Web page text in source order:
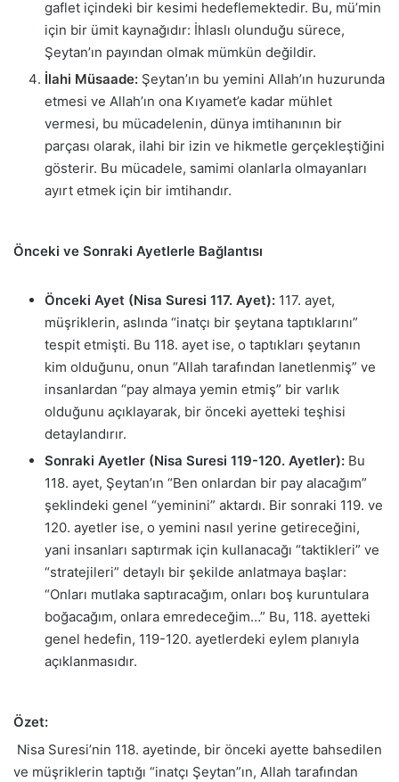
gaflet içindeki bir kesimi hedeflemektedir. Bu, mü’min
için bir ümit kaynağıdır: İhlaslı olunduğu sürece,
Şeytan’ın payından olmak mümkün değildir.
İlahi Müsaade: Şeytan’ın bu yemini Allah’ın huzurunda
etmesi ve Allah’ın ona Kıyamet’e kadar mühlet
vermesi, bu mücadelenin, dünya imtihanının bir
parçası olarak, ilahi bir izin ve hikmetle gerçekleştiğini
gösterir. Bu mücadele, samimi olanlarla olmayanları
ayırt etmek için bir imtihandır.
Önceki ve Sonraki Ayetlerle Bağlantısı
Önceki Ayet (Nisa Suresi 117. Ayet): 117. ayet,
müşriklerin, aslında “inatçı bir şeytana taptıklarını”
tespit etmişti. Bu 118. ayet ise, o taptıkları şeytanın
kim olduğunu, onun “Allah tarafından lanetlenmiş” ve
insanlardan “pay almaya yemin etmiş” bir varlık
olduğunu açıklayarak, bir önceki ayetteki teşhisi
detaylandırır.
Sonraki Ayetler (Nisa Suresi 119-120. Ayetler): Bu
118. ayet, Şeytan’ın “Ben onlardan bir pay alacağım”
şeklindeki genel “yeminini” aktardı. Bir sonraki 119. ve
120. ayetler ise, o yemini nasıl yerine getireceğini,
yani insanları saptırmak için kullanacağı “taktikleri” ve
“stratejileri” detaylı bir şekilde anlatmaya başlar:
“Onları mutlaka saptıracağım, onları boş kuruntulara
boğacağım, onlara emredeceğim…” Bu, 118. ayetteki
genel hedefin, 119-120. ayetlerdeki eylem planıyla
açıklanmasıdır.
Özet:
Nisa Suresi’nin 118. ayetinde, bir önceki ayette bahsedilen
ve müşriklerin taptığı “inatçı Şeytan”ın, Allah tarafından